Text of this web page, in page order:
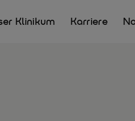
Klinikum Karriere